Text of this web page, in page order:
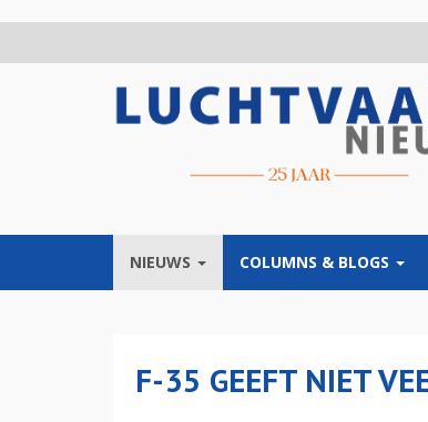
NIEUWS COLUMNS & BLOGS
F-35 GEEFT NIET